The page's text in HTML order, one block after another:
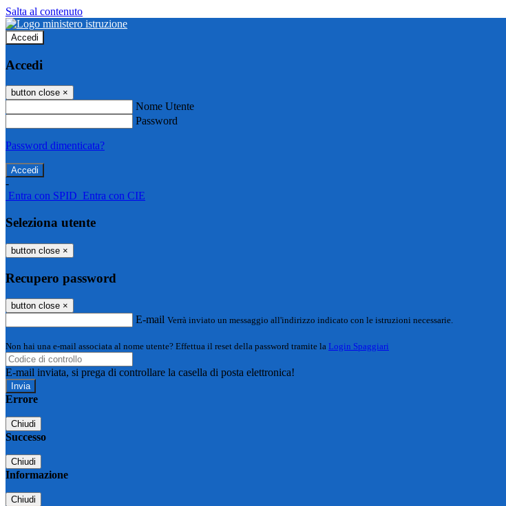
Salta al contenuto
Accedi
Accedi
button close ×
Nome Utente
Password
Password dimenticata?
-
Entra con SPID Entra con CIE
Seleziona utente
button close ×
Recupero password
button close ×
E-mail Verrà inviato un messaggio all'indirizzo indicato con le istruzioni necessarie.
Non hai una e-mail associata al nome utente? Effettua il reset della password tramite la Login Spaggiari
E-mail inviata, si prega di controllare la casella di posta elettronica!
Errore
Chiudi
Successo
Chiudi
Informazione
Chiudi